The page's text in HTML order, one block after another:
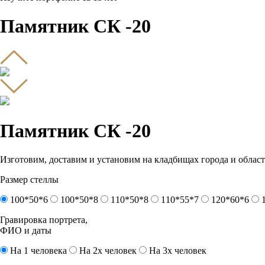
Памятник СК -20
Памятник СК -20
Изготовим, доставим и установим на кладбищах города и
Размер стеллы
100*50*6
100*50*8 110*50*8 110*55*7 120*60*6
Гравировка портрета,
ФИО и даты
На 1 человека
На 2х человек На 3х человек